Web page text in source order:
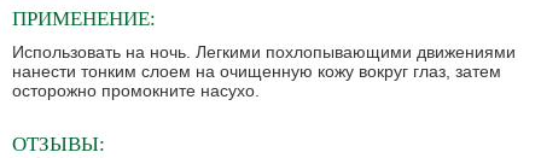
ПРИМЕНЕНИЕ:
Использовать на ночь. Легкими похлопывающими движениями
нанести тонким слоем на очищенную кожу вокруг глаз, затем
осторожно промокните насухо.
ОТЗЫВЫ: